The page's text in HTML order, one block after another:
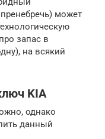
может
запас в
на всякий
KIA
однако
данный